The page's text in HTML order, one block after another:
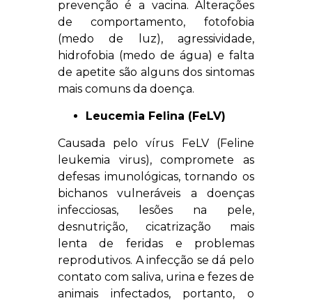
prevenção é a vacina. Alterações
de comportamento, fotofobia
(medo de luz), agressividade,
hidrofobia (medo de água) e falta
de apetite são alguns dos sintomas
mais comuns da doença.
Leucemia Felina (FeLV)
Causada pelo vírus FeLV (Feline
leukemia virus), compromete as
defesas imunológicas, tornando os
bichanos vulneráveis a doenças
infecciosas, lesões na pele,
desnutrição, cicatrização mais
lenta de feridas e problemas
reprodutivos. A infecção se dá pelo
contato com saliva, urina e fezes de
animais infectados, portanto, o